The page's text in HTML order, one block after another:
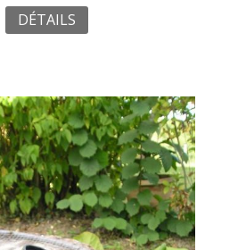
DÉTAILS